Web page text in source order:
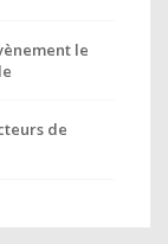
le
de